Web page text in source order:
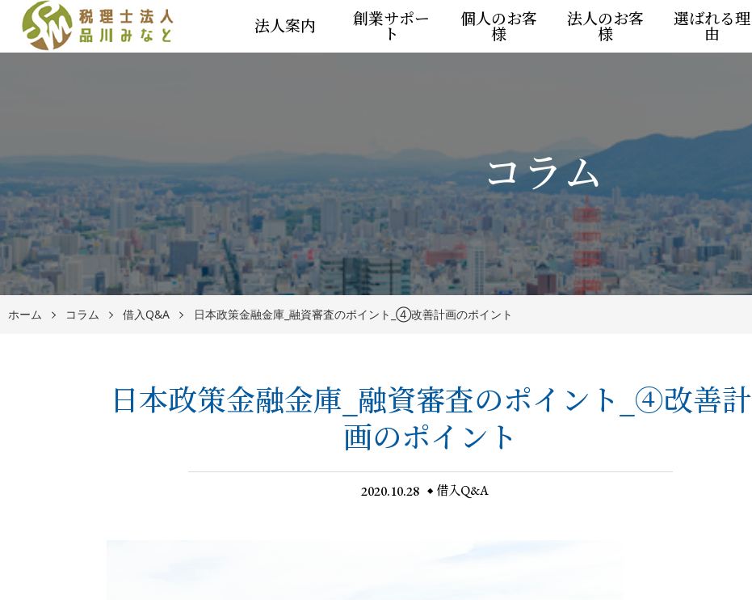
法人案内 創業サポー
ト
個人のお客
様
法人のお客
様
選ばれる理
由
コラム
ホーム コラム 借入Q&A 日本政策金融金庫_融資審査のポイント_④改善計画のポイント
日本政策金融金庫_融資審査のポイント_④改善計
画のポイント
2020.10.28 借入Q&A